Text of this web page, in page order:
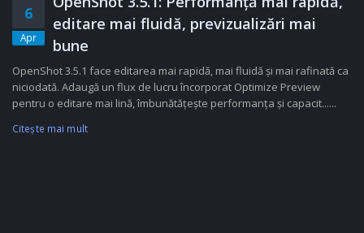
6
Apr
editare mai fluidă, previzualizări mai
bune
OpenShot 3.5.1 face editarea mai rapidă, mai fluidă și mai rafinată ca
niciodată. Adaugă un flux de lucru încorporat Optimize Preview
pentru o editare mai lină, îmbunătățește performanța și capacit......
Citeşte mai mult